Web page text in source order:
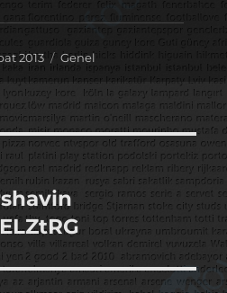
2013 Kategoriler
Genel